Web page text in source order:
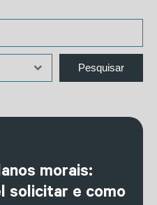
morais:
solicitar e como